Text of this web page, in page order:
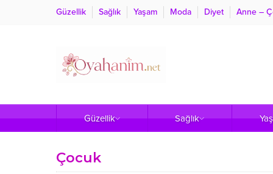
Güzellik Sağlık Yaşam Moda Diyet Anne –
Güzellik Sağlık
Çocuk